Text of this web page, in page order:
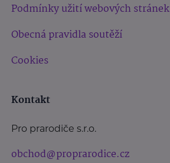
Podmínky užití webových stránek
Obecná pravidla soutěží
Cookies
Kontakt
Pro prarodiče s.r.o.
obchod@proprarodice.cz